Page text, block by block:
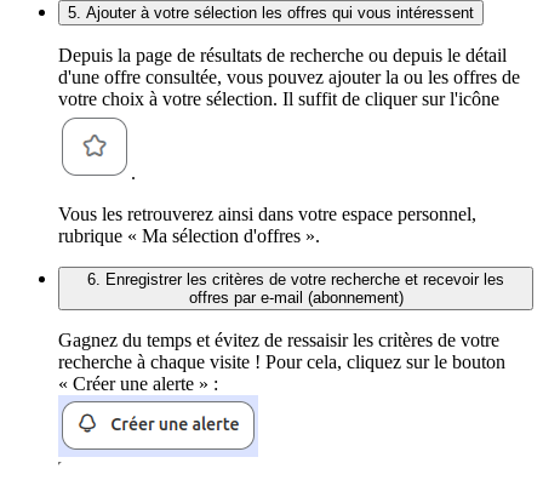
5. Ajouter à votre sélection les offres qui vous intéressent
Depuis la page de résultats de recherche ou depuis le détail
d'une offre consultée, vous pouvez ajouter la ou les offres de
votre choix à votre sélection. Il suffit de cliquer sur l'icône
.
Vous les retrouverez ainsi dans votre espace personnel,
rubrique « Ma sélection d'offres ».
6. Enregistrer les critères de votre recherche et recevoir les
offres par e-mail (abonnement)
Gagnez du temps et évitez de ressaisir les critères de votre
recherche à chaque visite ! Pour cela, cliquez sur le bouton
« Créer une alerte » :